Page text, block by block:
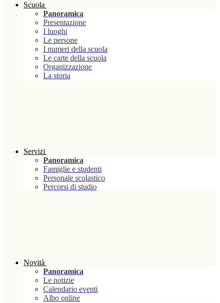
Scuola
Panoramica
Presentazione
I luoghi
Le persone
I numeri della scuola
Le carte della scuola
Organizzazione
La storia
Servizi
Panoramica
Famiglie e studenti
Personale scolastico
Percorsi di studio
Novità
Panoramica
Le notizie
Calendario eventi
Albo online